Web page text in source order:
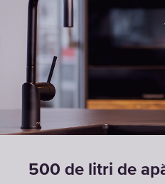
500 de litri de